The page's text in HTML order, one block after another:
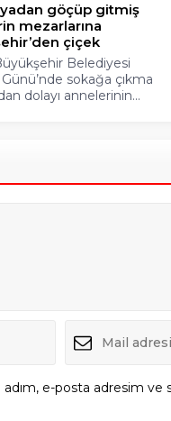
göçüp gitmiş
mezarlarına
çiçek
Belediyesi
sokağa çıkma
dolayı annelerinin...
e-posta adresim ve